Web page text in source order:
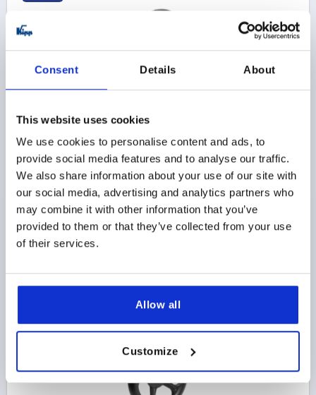
Consent Details About
This website uses cookies
We use cookies to personalise content and ads, to
provide social media features and to analyse our traffic.
We also share information about your use of our site with
our social media, advertising and analytics partners who
may combine it with other information that you’ve
provided to them or that they’ve collected from your use
of their services.
Allow all
Customize
FORME:B 4-RAYONS, ACIER NOIR THERMOLAQUÉ
DIAMÈTRE EXTÉRIEUR=200
FORME=B
L1=22
ÉPAISSEUR=2 NOMBRE DE RAYONS=4
Référence:K1875.0200X22
K1875